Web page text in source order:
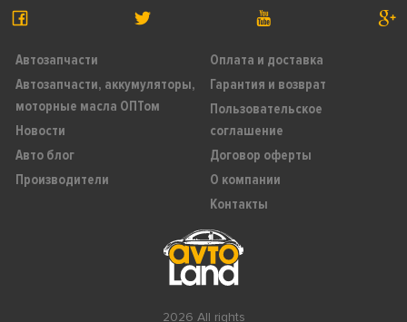
2026 All rights
Автозапчасти
Автозапчасти, аккумуляторы,
моторные масла ОПТом
Новости
Авто блог
Производители
Оплата и доставка
Гарантия и возврат
Пользовательское
соглашение
Договор оферты
О компании
Контакты